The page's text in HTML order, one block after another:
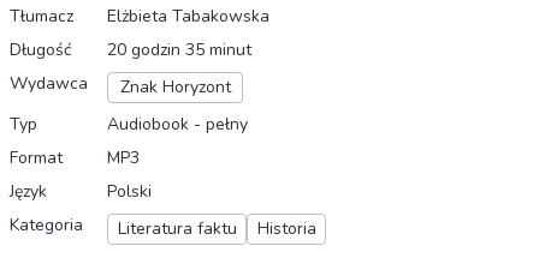
Tłumacz
Elżbieta Tabakowska
Długość
20 godzin 35 minut
Wydawca
Znak Horyzont
Typ
Audiobook - pełny
Format
MP3
Język
Polski
Kategoria
Literatura faktu Historia